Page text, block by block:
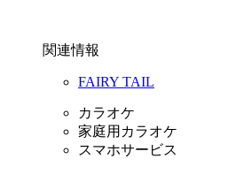
関連情報
FAIRY TAIL
カラオケ
家庭用カラオケ
スマホサービス